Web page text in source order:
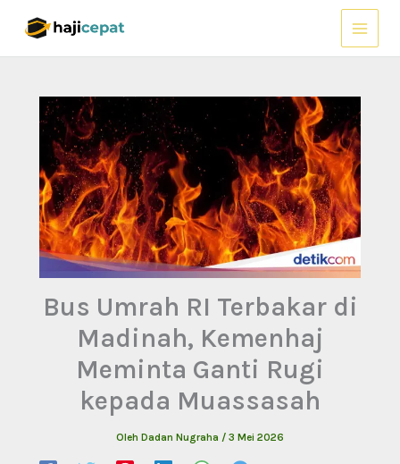
Bus Umrah RI Terbakar di
Madinah, Kemenhaj
Meminta Ganti Rugi
kepada Muassasah
Oleh Dadan Nugraha / 3 Mei 2026